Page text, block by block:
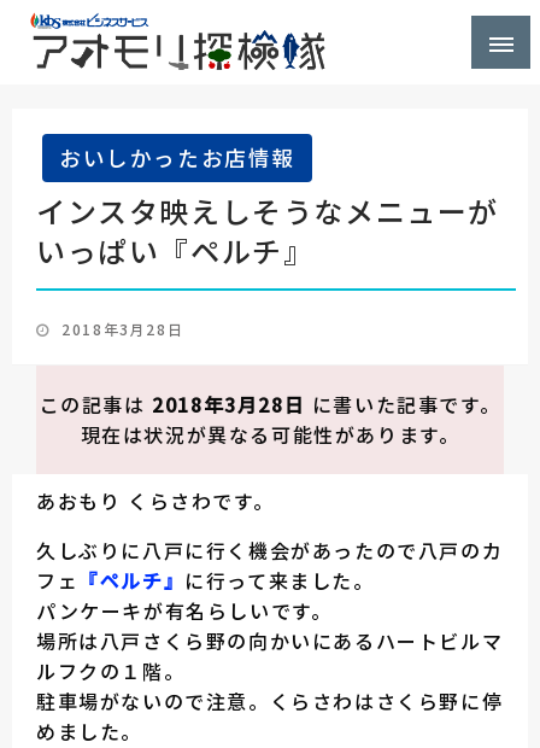
おいしかったお店情報
インスタ映えしそうなメニューが
いっぱい『ペルチ』
投
日:
2018年3月28日
この記事は 2018年3月28日 に書いた記事です。
現在は状況が異なる可能性があります。
あおもり くらさわです。
久しぶりに八戸に行く機会があったので八戸のカ
フェ 『ペルチ』 に行って来ました。
パンケーキが有名らしいです。
場所は八戸さくら野の向かいにあるハートビルマ
ルフクの１階。
駐車場がないので注意。くらさわはさくら野に停
めました。